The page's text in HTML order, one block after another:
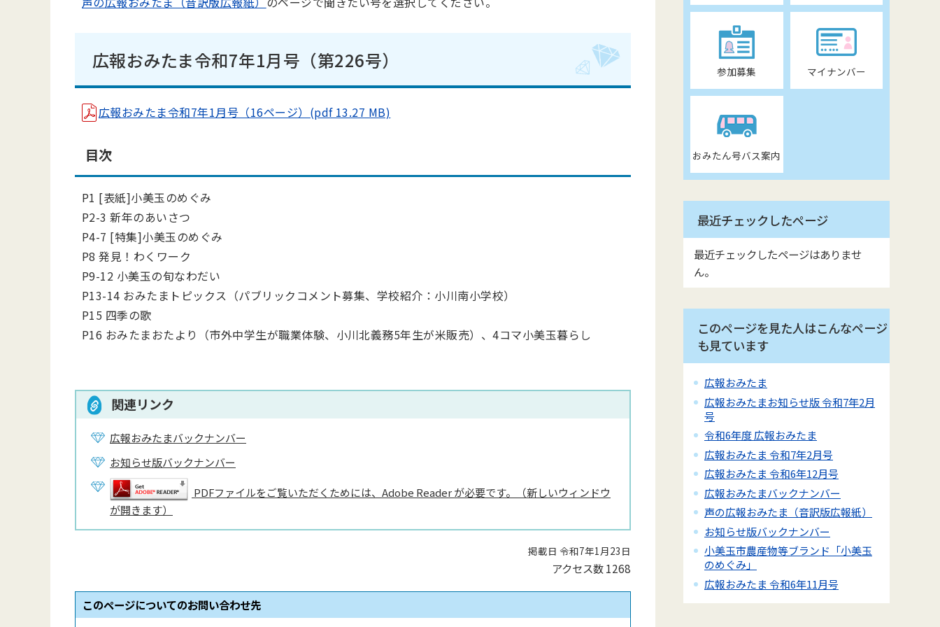
広報おみたま令和7年1月号（第226号）
広報おみたま令和7年1月号（16ページ）(pdf 13.27 MB)
目次
P1 [表紙]小美玉のめぐみ
P2-3 新年のあいさつ
P4-7 [特集]小美玉のめぐみ
P8 発見！わくワーク
P9-12 小美玉の旬なわだい
P13-14 おみたまトピックス（パブリックコメント募集、学校紹介：小川南小学校）
P15 四季の歌
P16 おみたまおたより（市外中学生が職業体験、小川北義務5年生が米販売）、4コマ小美玉暮らし
関連リンク
広報おみたまバックナンバー
お知らせ版バックナンバー
PDFファイルをご覧いただくためには、Adobe Reader が必要です。（新しいウィンドウ
が開きます）
掲載日 令和7年1月23日
アクセス数1268
このページについてのお問い合わせ先
参加募集 マイナンバー
おみたん号バス案内
最近チェックしたページ
最近チェックしたページはありませ
ん。
このページを見た人はこんなページ
も見ています
広報おみたま
広報おみたまお知らせ版 令和7年2月
号
令和6年度 広報おみたま
広報おみたま 令和7年2月号
広報おみたま 令和6年12月号
広報おみたまバックナンバー
声の広報おみたま（音訳版広報紙）
お知らせ版バックナンバー
小美玉市農産物等ブランド「小美玉
のめぐみ」
広報おみたま 令和6年11月号